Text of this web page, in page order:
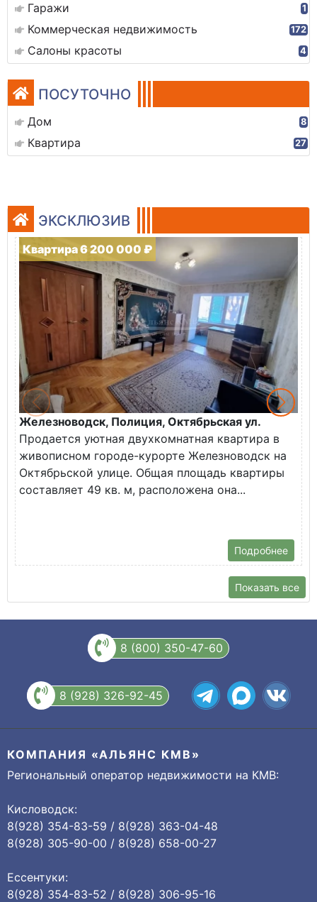
Гаражи 1
Коммерческая недвижимость 172
Салоны красоты 4
ПОСУТОЧНО
Дом 8
Квартира 27
ЭКСКЛЮЗИВ
Квартира 6 200 000 ₽
Железноводск, Полиция, Октябрьская ул.
Продается уютная двухкомнатная квартира в
живописном городе-курорте Железноводск на
Октябрьской улице. Общая площадь квартиры
составляет 49 кв. м, расположена она...
Подробнее
Показать все
8 (800) 350-47-60
8 (928) 326-92-45
КОМПАНИЯ «АЛЬЯНС КМВ»
Региональный оператор недвижимости на КМВ:
Кисловодск:
8(928) 354-83-59 / 8(928) 363-04-48
8(928) 305-90-00 / 8(928) 658-00-27
Ессентуки:
8(928) 354-83-52 / 8(928) 306-95-16